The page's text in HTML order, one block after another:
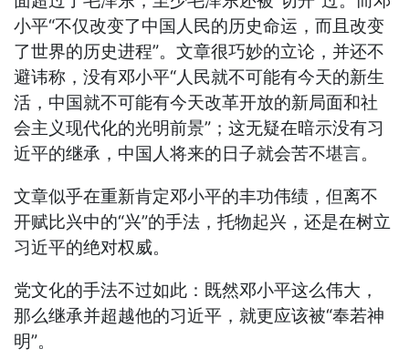
小平“不仅改变了中国人民的历史命运，而且改变
了世界的历史进程”。文章很巧妙的立论，并还不
避讳称，没有邓小平“人民就不可能有今天的新生
活，中国就不可能有今天改革开放的新局面和社
会主义现代化的光明前景”；这无疑在暗示没有习
近平的继承，中国人将来的日子就会苦不堪言。
文章似乎在重新肯定邓小平的丰功伟绩，但离不
开赋比兴中的“兴”的手法，托物起兴，还是在树立
习近平的绝对权威。
党文化的手法不过如此：既然邓小平这么伟大，
那么继承并超越他的习近平，就更应该被“奉若神
明”。